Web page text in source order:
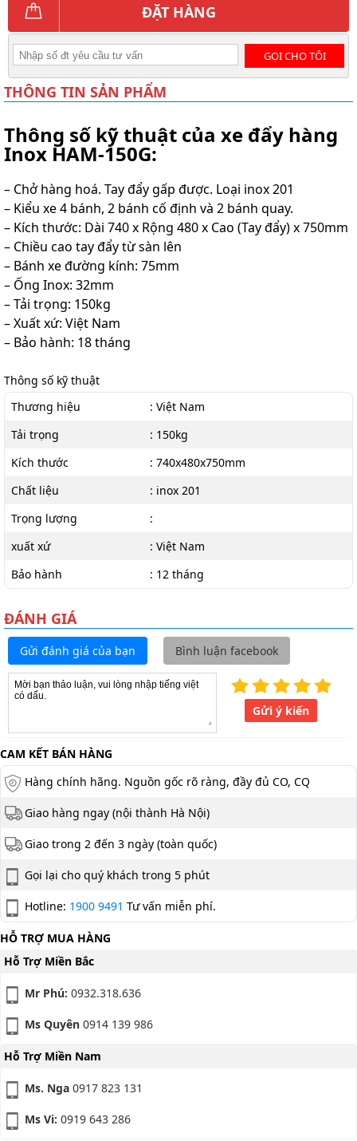
ĐẶT HÀNG
GỌI CHO TÔI
THÔNG TIN SẢN PHẨM
Thông số kỹ thuật của xe đẩy hàng
Inox HAM-150G:
– Chở hàng hoá. Tay đẩy gấp được. Loại inox 201
– Kiểu xe 4 bánh, 2 bánh cố định và 2 bánh quay.
– Kích thước: Dài 740 x Rộng 480 x Cao (Tay đẩy) x 750mm
– Chiều cao tay đẩy từ sàn lên
– Bánh xe đường kính: 75mm
– Ống Inox: 32mm
– Tải trọng: 150kg
– Xuất xứ: Việt Nam
– Bảo hành: 18 tháng
Thông số kỹ thuật
Thương hiệu
: Việt Nam
Tải trọng
: 150kg
Kích thước
: 740x480x750mm
Chất liệu
: inox 201
Trọng lượng
:
xuất xứ
: Việt Nam
Bảo hành
: 12 tháng
ĐÁNH GIÁ
Gửi đánh giá của bạn Bình luận facebook
Gửi ý kiến
CAM KẾT BÁN HÀNG
Hàng chính hãng. Nguồn gốc rõ ràng, đầy đủ CO, CQ
Giao hàng ngay (nội thành Hà Nội)
Giao trong 2 đến 3 ngày (toàn quốc)
Gọi lại cho quý khách trong 5 phút
Hotline: 1900 9491 Tư vấn miễn phí.
HỖ TRỢ MUA HÀNG
Hỗ Trợ Miền Bắc
Mr Phú: 0932.318.636
Ms Quyên 0914 139 986
Hỗ Trợ Miền Nam
Ms. Nga 0917 823 131
Ms Vi: 0919 643 286